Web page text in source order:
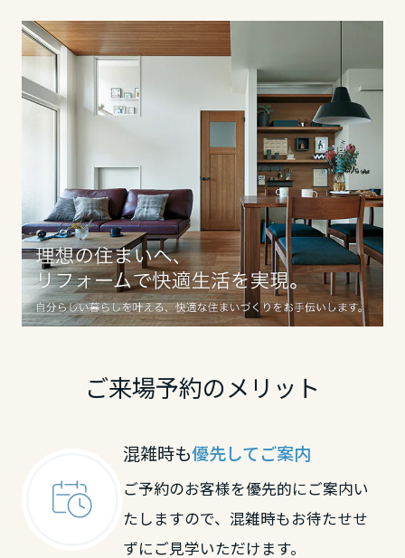
ご来場予約のメリット
混雑時も優先してご案内
ご予約のお客様を優先的にご案内い
たしますので、混雑時もお待たせせ
ずにご見学いただけます。
奈良県
中国・四国エリア
島根県
岡山県
徳島県